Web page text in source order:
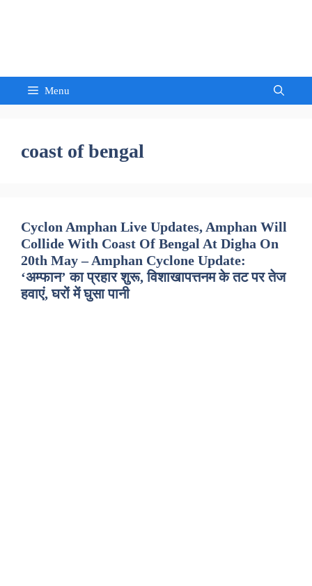
Menu
coast of bengal
Cyclon Amphan Live Updates, Amphan Will
Collide With Coast Of Bengal At Digha On
20th May – Amphan Cyclone Update:
‘अम्फान’ का प्रहार शुरू, विशाखापत्तनम के तट पर तेज
हवाएं, घरों में घुसा पानी